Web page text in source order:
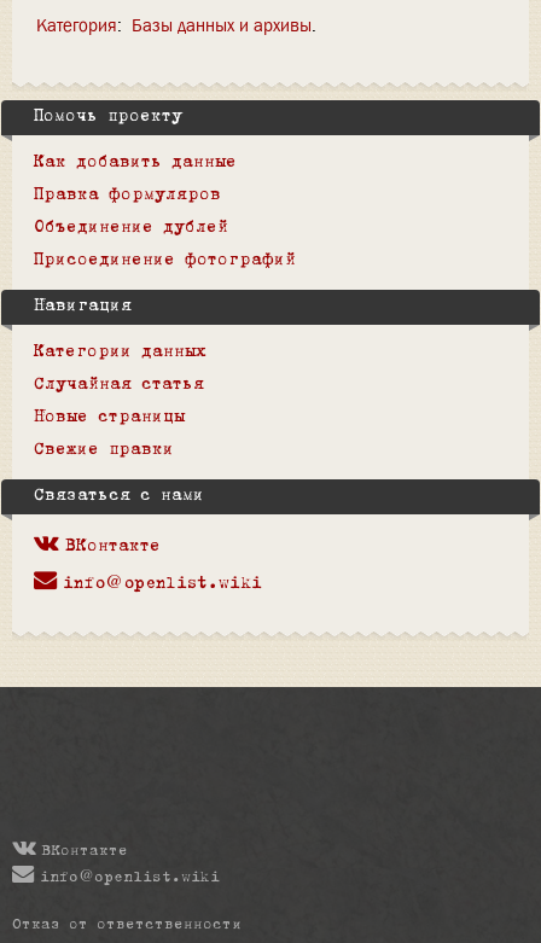
Категория: Базы данных и архивы
Помочь проекту
Как добавить данные
Правка формуляров
Объединение дублей
Присоединение фотографий
Навигация
Категории данных
Случайная статья
Новые страницы
Свежие правки
Связаться с нами
ВКонтакте
info@openlist.wiki
ВКонтакте
info@openlist.wiki
Отказ от ответственности